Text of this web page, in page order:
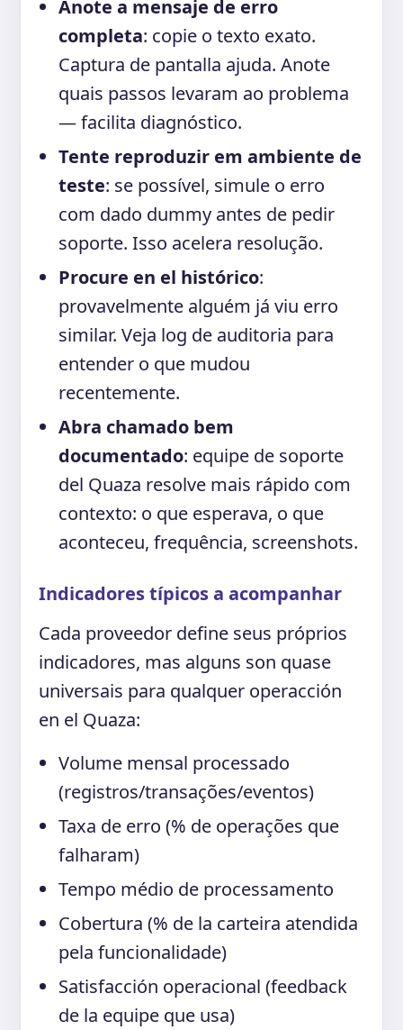
Anote a mensaje de erro
completa: copie o texto exato.
Captura de pantalla ajuda. Anote
quais passos levaram ao problema
— facilita diagnóstico.
Tente reproduzir em ambiente de
teste: se possível, simule o erro
com dado dummy antes de pedir
soporte. Isso acelera resolução.
Procure en el histórico:
provavelmente alguém já viu erro
similar. Veja log de auditoria para
entender o que mudou
recentemente.
Abra chamado bem
documentado: equipe de soporte
del Quaza resolve mais rápido com
contexto: o que esperava, o que
aconteceu, frequência, screenshots.
Indicadores típicos a acompanhar
Cada proveedor define seus próprios
indicadores, mas alguns son quase
universais para qualquer operacción
en el Quaza:
Volume mensal processado
(registros/transações/eventos)
Taxa de erro (% de operações que
falharam)
Tempo médio de processamento
Cobertura (% de la carteira atendida
pela funcionalidade)
Satisfacción operacional (feedback
de la equipe que usa)